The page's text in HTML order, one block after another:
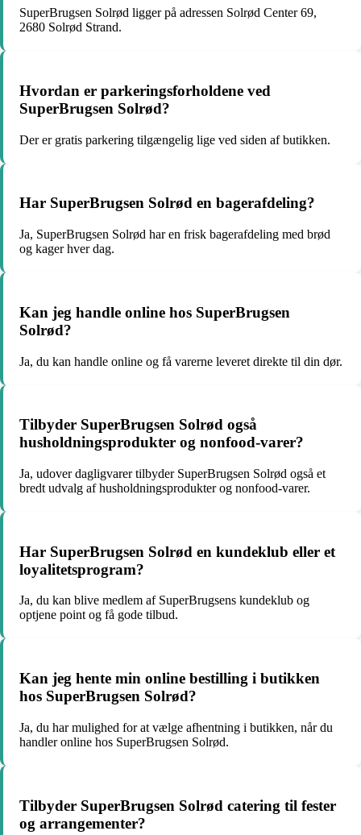
SuperBrugsen Solrød ligger på adressen Solrød Center 69,
2680 Solrød Strand.
Hvordan er parkeringsforholdene ved
SuperBrugsen Solrød?
Der er gratis parkering tilgængelig lige ved siden af butikken.
Har SuperBrugsen Solrød en bagerafdeling?
Ja, SuperBrugsen Solrød har en frisk bagerafdeling med brød
og kager hver dag.
Kan jeg handle online hos SuperBrugsen
Solrød?
Ja, du kan handle online og få varerne leveret direkte til din dør.
Tilbyder SuperBrugsen Solrød også
husholdningsprodukter og nonfood-varer?
Ja, udover dagligvarer tilbyder SuperBrugsen Solrød også et
bredt udvalg af husholdningsprodukter og nonfood-varer.
Har SuperBrugsen Solrød en kundeklub eller et
loyalitetsprogram?
Ja, du kan blive medlem af SuperBrugsens kundeklub og
optjene point og få gode tilbud.
Kan jeg hente min online bestilling i butikken
hos SuperBrugsen Solrød?
Ja, du har mulighed for at vælge afhentning i butikken, når du
handler online hos SuperBrugsen Solrød.
Tilbyder SuperBrugsen Solrød catering til fester
og arrangementer?